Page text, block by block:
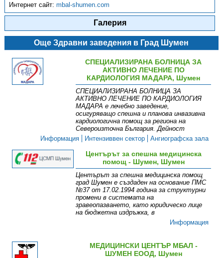
Интернет сайт:mbal-shumen.com
Галерия
Още Здравни заведения в Град Шумен
СПЕЦИАЛИЗИРАНА БОЛНИЦА ЗА
АКТИВНО ЛЕЧЕНИЕ ПО
КАРДИОЛОГИЯ МАДАРА, Шумен
СПЕЦИАЛИЗИРАНА БОЛНИЦА ЗА
АКТИВНО ЛЕЧЕНИЕ ПО КАРДИОЛОГИЯ
МАДАРА е лечебно заведение,
осигуряващо спешна и планова инвазивна
кардиологична помощ за региона на
Североизточна България. Дейност
Информация
Интензиввен сектор Ангиографска зала
Центърът за спешна медицинска
помощ - Шумен, Шумен
Центърът за спешна медицинска помощ
град Шумен е създаден на основание ПМС
№37 от 17.02.1994 година за структурни
промени в системата на
зравеопазването, като юридическо лице
на бюджетна издръжка, в
Информация
МЕДИЦИНСКИ ЦЕНТЪР МБАЛ -
ШУМЕН ЕООД, Шумен